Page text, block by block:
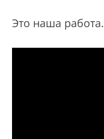
Это наша работа.